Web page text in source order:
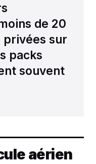
de 20
privées sur
packs
souvent
aérien